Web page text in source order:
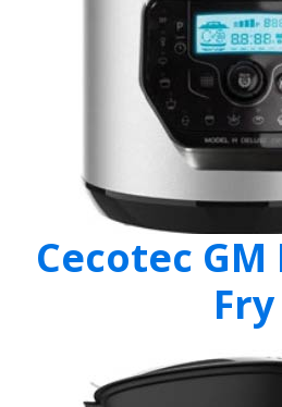
Cecotec
Fry